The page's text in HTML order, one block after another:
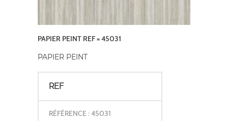
PAPIER PEINT REF = 45031
PAPIER PEINT
REF
RÉFÉRENCE : 45031